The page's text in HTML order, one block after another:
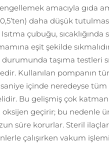
amacıyla gıda
daha düşük
çubuğu, sıcaklığında
eşit şekilde
taşıma testleri
Kullanılan pompanın
içinde neredeyse
Bu gelişmiş çok
oksijen geçirir; bu nedenle
süre korurlar. Steril
çalışırken vakum